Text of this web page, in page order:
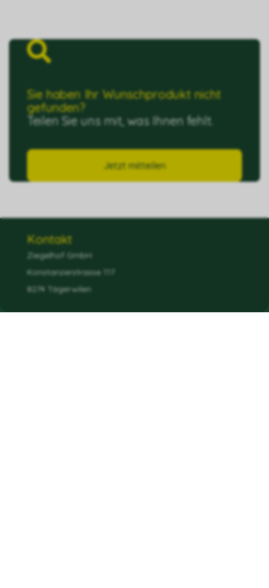
Sie haben Ihr Wunschprodukt nicht
gefunden?
Teilen Sie uns mit, was Ihnen fehlt.
Jetzt mitteilen
Kontakt
Ziegelhof GmbH
Konstanzerstrasse 117
8274 Tägerwilen